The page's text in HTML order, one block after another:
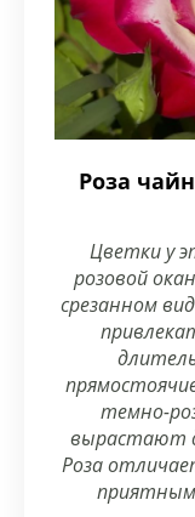
Роза
Цветки у
розовой
срезанном
темно-
вырастают
Роза